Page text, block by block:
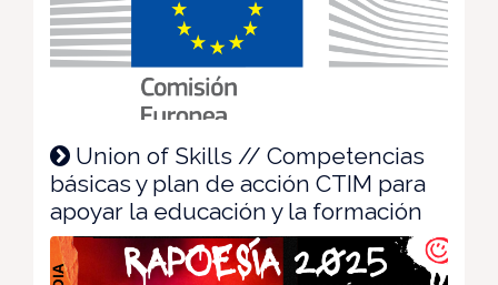
Union of Skills // Competencias
básicas y plan de acción CTIM para
apoyar la educación y la formación